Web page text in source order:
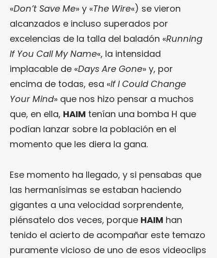
«Don’t Save Me» y «The Wire«) se vieron
alcanzados e incluso superados por
excelencias de la talla del baladón «Running
If You Call My Name«, la intensidad
implacable de «Days Are Gone» y, por
encima de todas, esa «If I Could Change
Your Mind» que nos hizo pensar a muchos
que, en ella, HAIM tenían una bomba H que
podían lanzar sobre la población en el
momento que les diera la gana.
Ese momento ha llegado, y si pensabas que
las hermanísimas se estaban haciendo
gigantes a una velocidad sorprendente,
piénsatelo dos veces, porque HAIM han
tenido el acierto de acompañar este temazo
puramente vicioso de uno de esos videoclips